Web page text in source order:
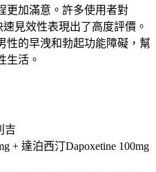
更加滿意。許多使用者對
速見效性表現出了高度評價。
性的早洩和勃起功能障礙，幫
生活。
吉
+ 達泊西汀Dapoxetine 100mg